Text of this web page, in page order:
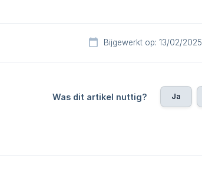
Bijgewerkt op: 13/02/2025
Was dit artikel nuttig? Ja